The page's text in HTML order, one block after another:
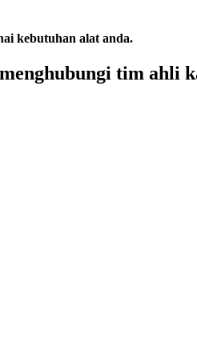
kebutuhan alat anda.
tim ahli